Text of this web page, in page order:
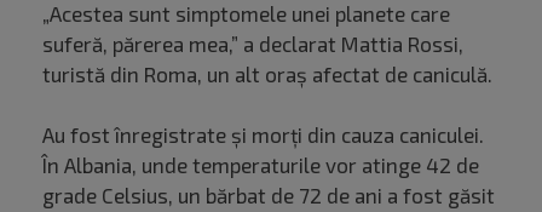
„Acestea sunt simptomele unei planete care
suferă, părerea mea,” a declarat Mattia Rossi,
turistă din Roma, un alt oraș afectat de caniculă.
Au fost înregistrate și morți din cauza caniculei.
În Albania, unde temperaturile vor atinge 42 de
grade Celsius, un bărbat de 72 de ani a fost găsit